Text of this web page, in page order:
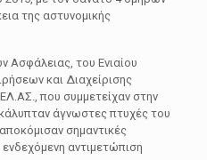
της αστυνομικής
Ασφάλειας, του Ενιαίου
και Διαχείρισης
που συμμετείχαν στην
άγνωστες πτυχές του
σημαντικές
αντιμετώπιση